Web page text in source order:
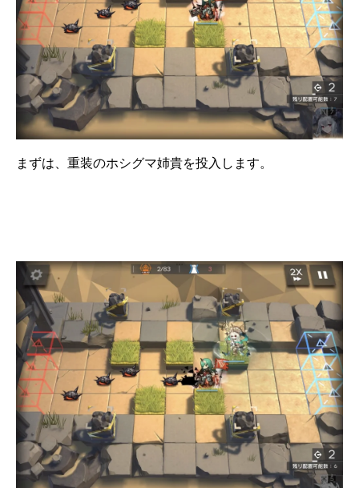
まずは、重装のホシグマ姉貴を投入します。